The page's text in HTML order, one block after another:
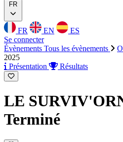
FR
FR EN
ES
Se connecter
Évènements Tous les évènements
2025
Présentation
Résultats
LE
Terminé